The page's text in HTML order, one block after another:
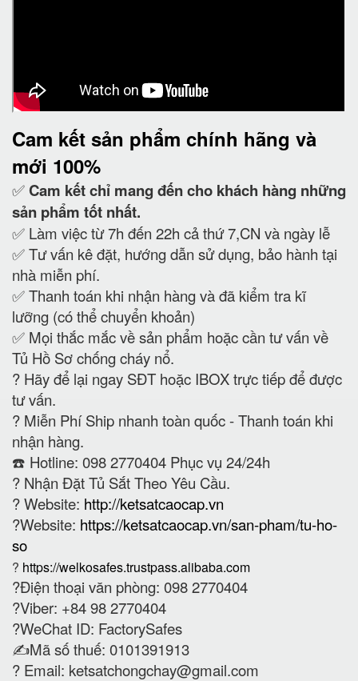
Cam kết sản phẩm chính hãng và
mới 100%
✅ Cam kếtchỉ mang đến cho khách hàng những
sản phẩm tốt nhất.
✅ Làm việc từ 7h đến 22h cả thứ 7,CN và ngày lễ
✅ Tư vấn kê đặt, hướng dẫn sử dụng, bảo hành tại
nhà miễn phí.
✅ Thanh toán khi nhận hàng và đã kiểm tra kĩ
lưỡng (có thể chuyển khoản)
✅ Mọi thắc mắc về sản phẩm hoặc cần tư vấn về
Tủ Hồ Sơ chống cháy nổ.
? Hãy để lại ngay SĐT hoặc IBOX trực tiếp để được
tư vấn.
? Miễn Phí Ship nhanh toàn quốc - Thanh toán khi
nhận hàng.
☎️ Hotline: 098 2770404 Phục vụ 24/24h
? Nhận Đặt Tủ Sắt Theo Yêu Cầu.
? Website: http://ketsatcaocap.vn
?Website: https://ketsatcaocap.vn/san-pham/tu-ho-
so
? https://welkosafes.trustpass.alibaba.com
?Điện thoại văn phòng: 098 2770404
?Viber: +84 98 2770404
?WeChat ID: FactorySafes
✍️Mã số thuế: 0101391913
? Email: ketsatchongchay@gmail.com